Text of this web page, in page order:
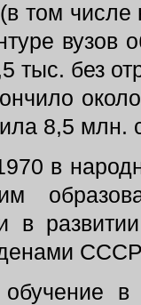
том
вузов
тыс. без
8,5 млн.
в
в
в